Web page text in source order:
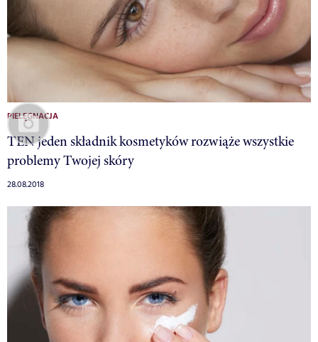
PIELĘGNACJA
TEN jeden składnik kosmetyków rozwiąże wszystkie
problemy Twojej skóry
28.08.2018